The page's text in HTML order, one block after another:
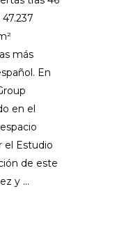
más
En
en el
el Estudio
de este
y